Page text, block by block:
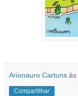
Arionauro Cartuns às
Compartilhar